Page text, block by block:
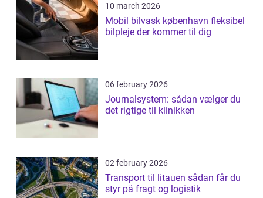
10 march 2026
Mobil bilvask københavn fleksibel
bilpleje der kommer til dig
06 february 2026
Journalsystem: sådan vælger du
det rigtige til klinikken
02 february 2026
Transport til litauen sådan får du
styr på fragt og logistik